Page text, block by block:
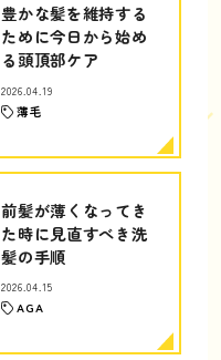
豊かな髪を維持する
ために今日から始め
る頭頂部ケア
2026.04.19
薄毛
前髪が薄くなってき
た時に見直すべき洗
髪の手順
2026.04.15
AGA